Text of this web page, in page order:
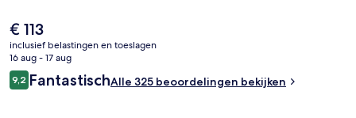
De
huidige
prijs
is
€ 113
€ 113
inclusief belastingen en toeslagen
16 aug - 17 aug
Beoordelingen
9,29,2 op 10 –
FantastischAlle 325 beoordelingen bekijken